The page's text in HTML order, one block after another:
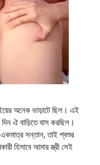
অনেক ভাড়াটে ছিল। এই
দিন ঐ বাড়িতে বাস করছিল।
একমাত্র সন্তান, তাই শ্বশুর
হিসাবে আমার স্ত্রী সেই